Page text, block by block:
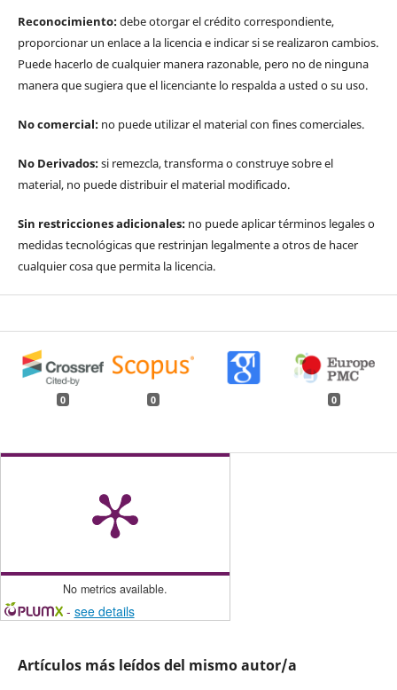
Reconocimiento:debe otorgar el crédito correspondiente,
proporcionar un enlace a la licencia e indicar si se realizaron cambios.
Puede hacerlo de cualquier manera razonable, pero no de ninguna
manera que sugiera que el licenciante lo respalda a usted o su uso.
No comercial:no puede utilizar el material con fines comerciales.
No Derivados:si remezcla, transforma o construye sobre el
material, no puede distribuir el material modificado.
Sin restricciones adicionales:no puede aplicar términos legales o
medidas tecnológicas que restrinjan legalmente a otros de hacer
cualquier cosa que permita la licencia.
0 0 0
No metrics available.
- see details
Artículos más leídos del mismo autor/a